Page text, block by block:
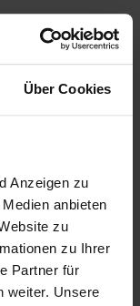
Über Cookies
Anzeigen zu
anbieten
zu
zu Ihrer
Partner für
weiter. Unsere